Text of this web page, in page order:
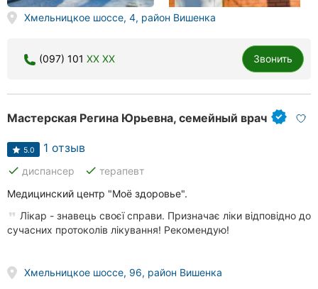
Хмельницкое шоссе, 4, район Вишенка
(097) 101 XX XX Звонить
Мастерская Регина Юрьевна, семейный врач
5.0 1 отзыв
done диспансер done терапевт
Медицинский центр "Моё здоровье".
Лікар - знавець своєї справи. Призначає ліки відповідно до
сучасних протоколів лікування! Рекомендую!
Хмельницкое шоссе, 96, район Вишенка